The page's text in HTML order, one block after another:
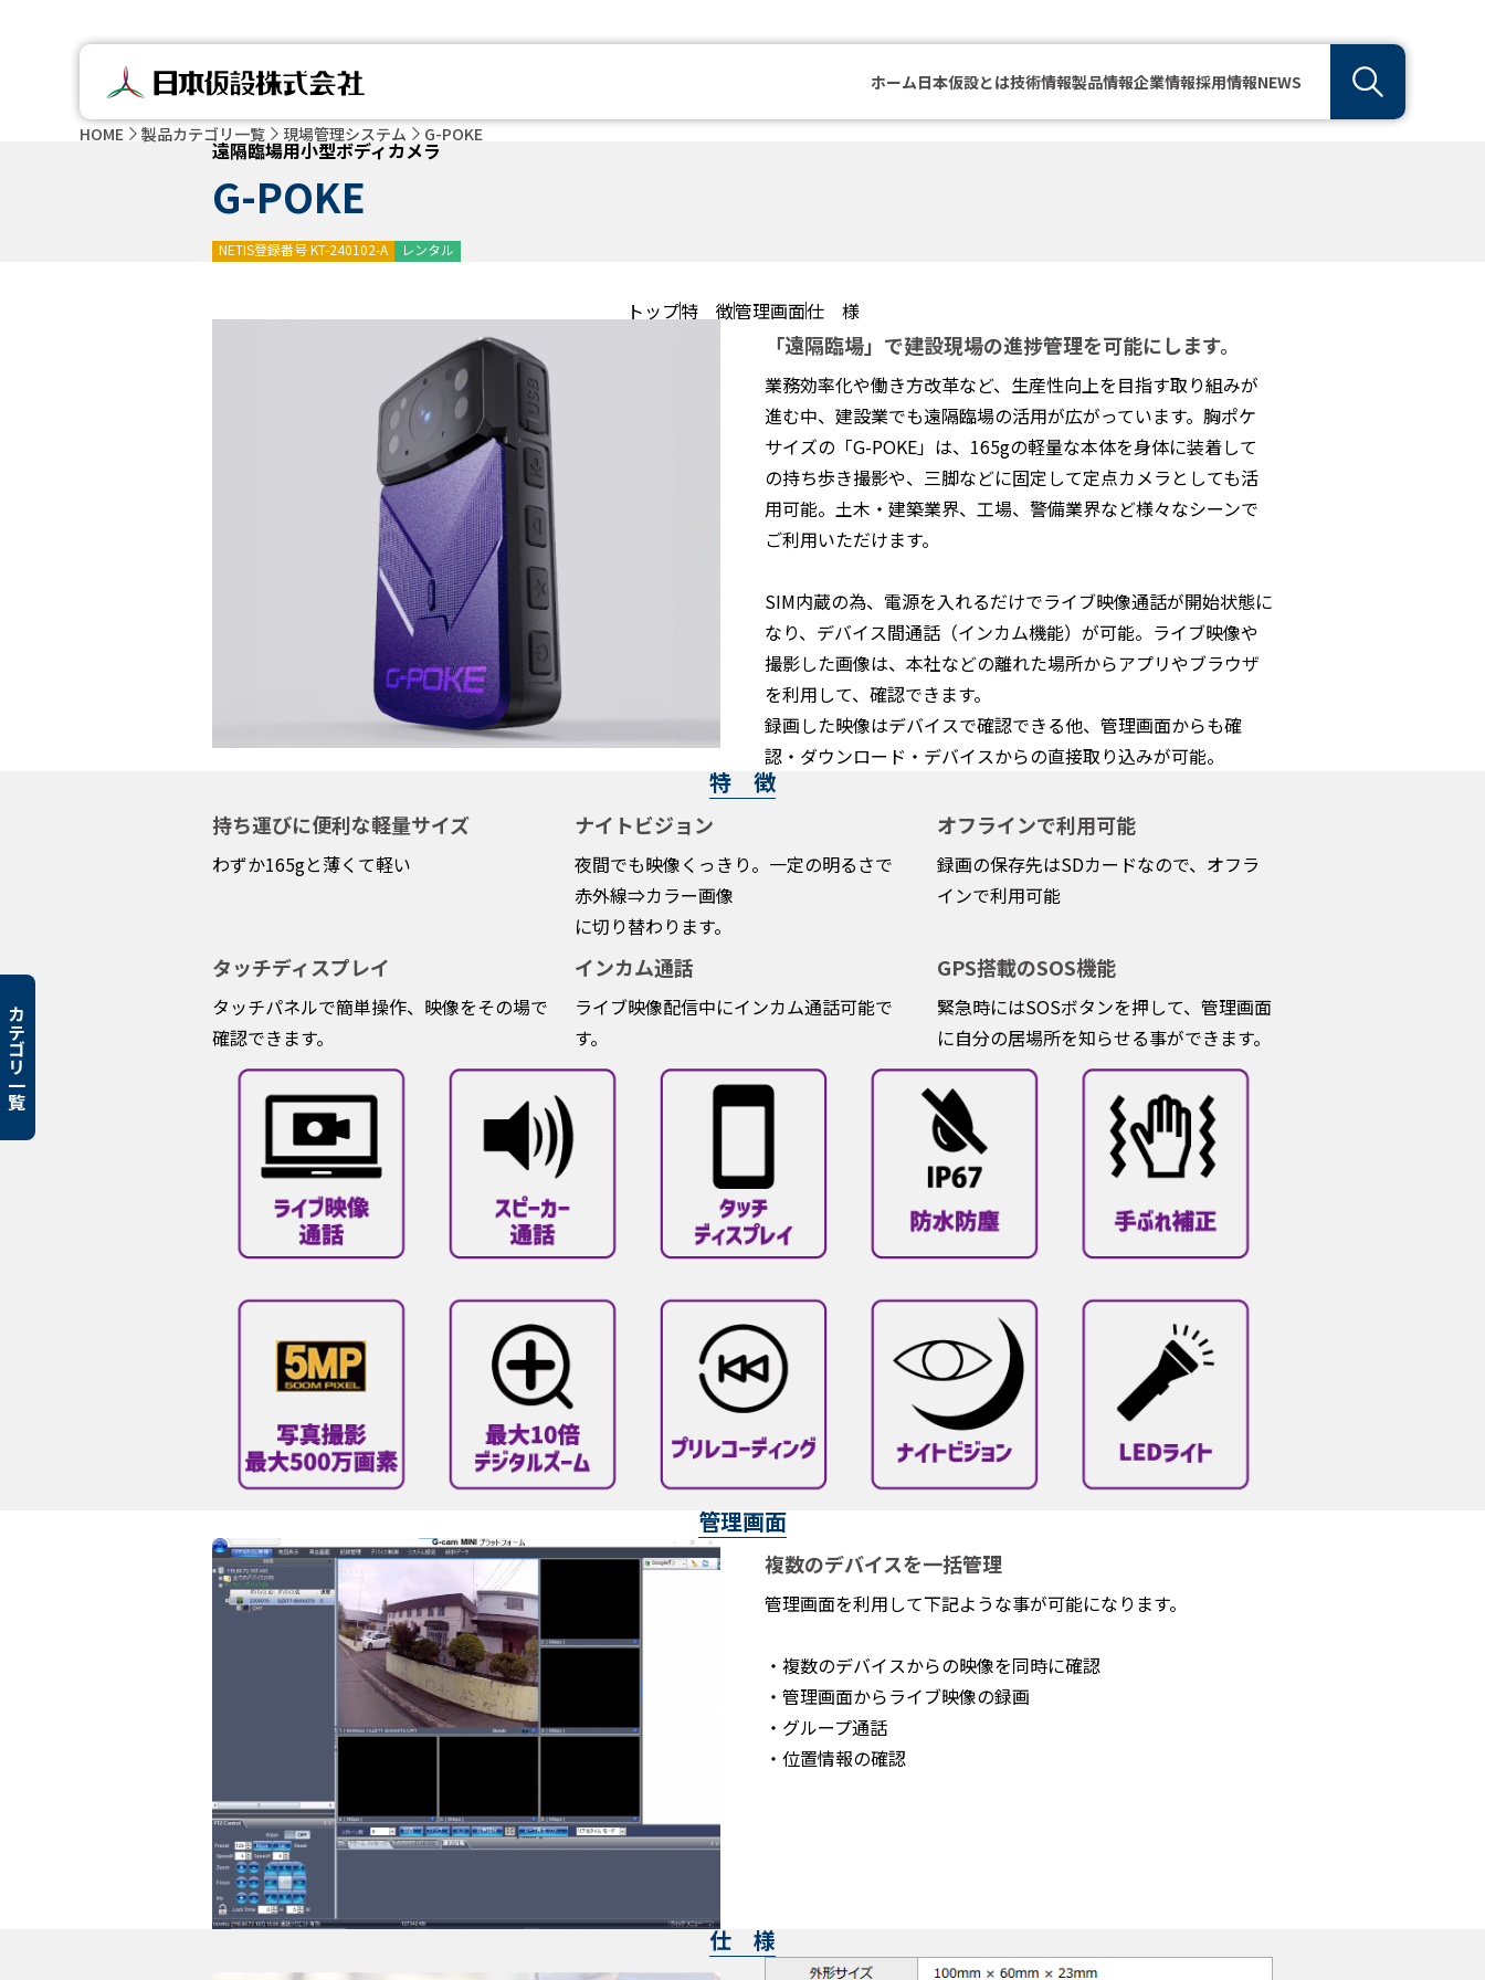
ホーム日本仮設とは技術情報製品情報企業情報採用情報NEWS
HOME 製品カテゴリ一覧 現場管理システム G-POKE
遠隔臨場用小型ボディカメラ
G-POKE
NETIS登録番号 KT-240102-A レンタル
トップ特 徴管理画面仕 様
「遠隔臨場」で建設現場の進捗管理を可能にします。
業務効率化や働き方改革など、生産性向上を目指す取り組みが
進む中、建設業でも遠隔臨場の活用が広がっています。胸ポケ
サイズの「G-POKE」は、165gの軽量な本体を身体に装着して
の持ち歩き撮影や、三脚などに固定して定点カメラとしても活
用可能。土木・建築業界、工場、警備業界など様々なシーンで
ご利用いただけます。
SIM内蔵の為、電源を入れるだけでライブ映像通話が開始状態に
なり、デバイス間通話（インカム機能）が可能。ライブ映像や
撮影した画像は、本社などの離れた場所からアプリやブラウザ
を利用して、確認できます。
録画した映像はデバイスで確認できる他、管理画面からも確
認・ダウンロード・デバイスからの直接取り込みが可能。
特 徴
持ち運びに便利な軽量サイズ
わずか165gと薄くて軽い
ナイトビジョン
夜間でも映像くっきり。一定の明るさで
赤外線⇒カラー画像
に切り替わります。
オフラインで利用可能
録画の保存先はSDカードなので、オフラ
インで利用可能
タッチディスプレイ
タッチパネルで簡単操作、映像をその場で
確認できます。
インカム通話
ライブ映像配信中にインカム通話可能で
す。
GPS搭載のSOS機能
緊急時にはSOSボタンを押して、管理画面
に自分の居場所を知らせる事ができます。
管理画面
複数のデバイスを一括管理
管理画面を利用して下記ような事が可能になります。
・複数のデバイスからの映像を同時に確認
・管理画面からライブ映像の録画
・グループ通話
・位置情報の確認
仕 様
カテゴリ一覧